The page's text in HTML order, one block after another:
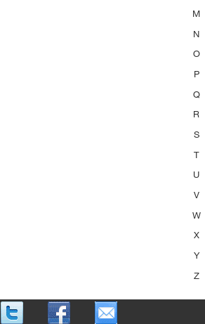
M
N
O
P
Q
R
S
T
U
V
W
X
Y
Z